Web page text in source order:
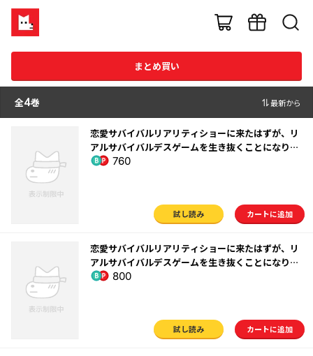
まとめ買い
全4巻 最新から
恋愛サバイバルリアリティショーに来たはずが、リ
アルサバイバルデスゲームを生き抜くことになりま
した （1）
760
試し読み カートに追加
恋愛サバイバルリアリティショーに来たはずが、リ
アルサバイバルデスゲームを生き抜くことになりま
した （2）
800
試し読み カートに追加